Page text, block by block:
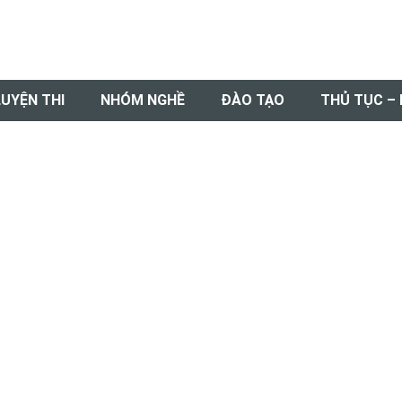
THI NHÓM NGHỀ ĐÀO TẠO THỦ TỤC –